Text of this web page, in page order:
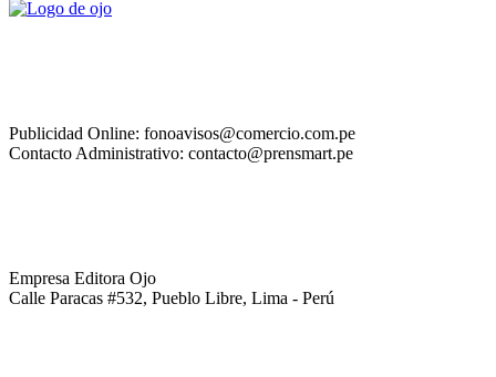
Publicidad Online: fonoavisos@comercio.com.pe
Contacto Administrativo: contacto@prensmart.pe
Empresa Editora Ojo
Calle Paracas #532, Pueblo Libre, Lima - Perú